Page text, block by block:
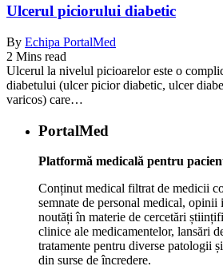
Ulcerul piciorului diabetic
By Echipa PortalMed
2 Mins read
Ulcerul la nivelul picioarelor este o
diabetului (ulcer picior diabetic, ulcer
varicos) care…
PortalMed
Platformă medicală pentru
Conținut medical filtrat de medicii
semnate de personal medical,
noutăți în materie de cercetări
clinice ale medicamentelor, lansări
tratamente pentru diverse patologii
din surse de încredere.